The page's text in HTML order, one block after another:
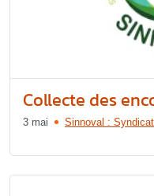
Collecte des
3 mai Sinnoval :